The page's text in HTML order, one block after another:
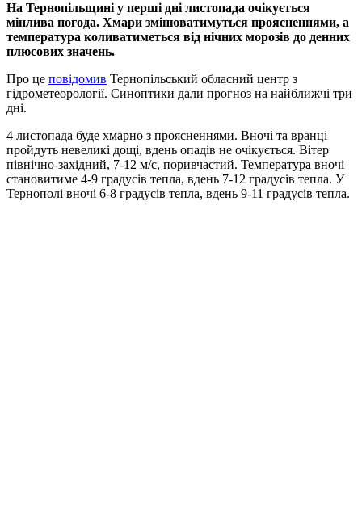
На Тернопільщині у перші дні листопада очікується
мінлива погода. Хмари змінюватимуться проясненнями, а
температура коливатиметься від нічних морозів до денних
плюсових значень.
Про це повідомив Тернопільський обласний центр з
гідрометеорології. Синоптики дали прогноз на найближчі три
дні.
4 листопада буде хмарно з проясненнями. Вночі та вранці
пройдуть невеликі дощі, вдень опадів не очікується. Вітер
північно-західний, 7-12 м/с, поривчастий. Температура вночі
становитиме 4-9 градусів тепла, вдень 7-12 градусів тепла. У
Тернополі вночі 6-8 градусів тепла, вдень 9-11 градусів тепла.